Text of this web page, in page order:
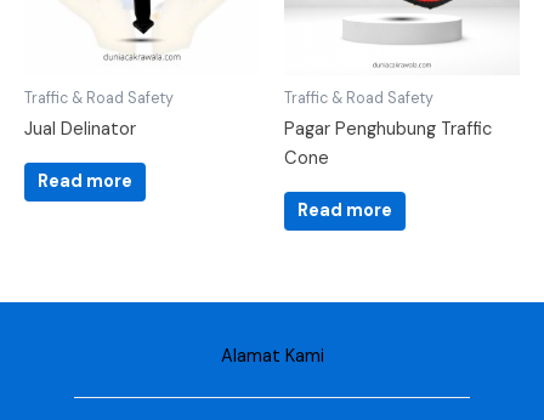
Traffic & Road Safety
Jual Delinator
Read more
Traffic & Road Safety
Pagar Penghubung Traffic
Cone
Read more
Alamat Kami